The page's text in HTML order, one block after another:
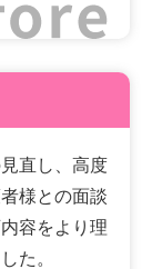
直し、高度
様との面談
容をより理
た。